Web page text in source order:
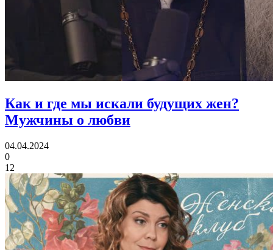
Как и где мы искали будущих жен?
Мужчины о любви
04.04.2024
0
12